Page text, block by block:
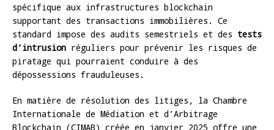
spécifique aux infrastructures blockchain
supportant des transactions immobilières. Ce
standard impose des audits semestriels et des tests
d’intrusion réguliers pour prévenir les risques de
piratage qui pourraient conduire à des
dépossessions frauduleuses.
En matière de résolution des litiges, la Chambre
Internationale de Médiation et d’Arbitrage
Blockchain (CIMAB) créée en janvier 2025 offre une